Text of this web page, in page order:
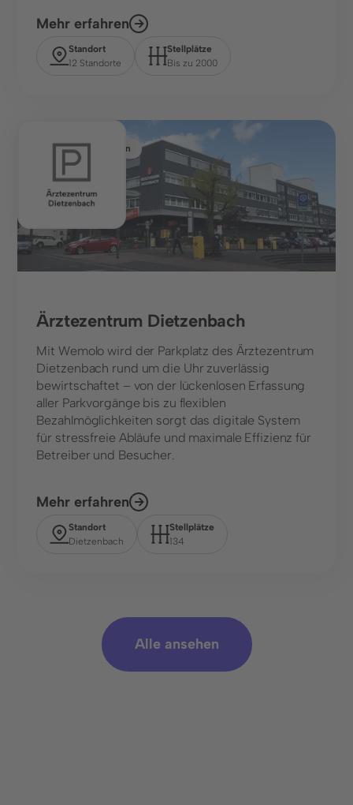
Mehr erfahren
Standort
12 Standorte
Stellplätze
Bis zu 2000
Gesundheitswesen
Ärztezentrum Dietzenbach
Mit Wemolo wird der Parkplatz des Ärztezentrum
Dietzenbach rund um die Uhr zuverlässig
bewirtschaftet – von der lückenlosen Erfassung
aller Parkvorgänge bis zu flexiblen
Bezahlmöglichkeiten sorgt das digitale System
für stressfreie Abläufe und maximale Effizienz für
Betreiber und Besucher.
Mehr erfahren
Standort
Dietzenbach
Stellplätze
134
Alle ansehen